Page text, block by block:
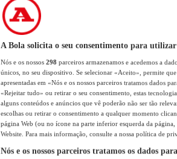
A Bola solicita o seu consentimento para utilizar
Nós e os nossos 298 parceiros armazenamos e acedemos a
únicos, no seu dispositivo. Se selecionar «Aceito», permite
apresentadas em «Nós e os nossos parceiros tratamos dados
«Rejeitar tudo» ou retirar o seu consentimento, estas
alguns conteúdos e anúncios que vê poderão não ser tão
escolhas ou retirar o consentimento a qualquer momento
página Web (ou no ícone na parte inferior esquerda da página,
Website. Para mais informação, consulte a nossa política de
Nós e os nossos parceiros tratamos os dados